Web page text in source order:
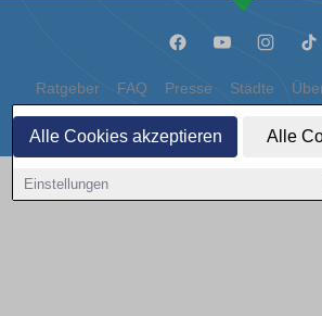
Alle Cookies akzeptieren Alle
Einstellungen
Ratgeber FAQ Presse Städte
Datenschutz Cookies
Copyright © 2000 - 2026 | 1A Infosysteme GmbH |